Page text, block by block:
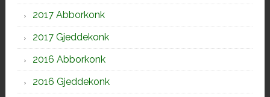
2017 Abborkonk
2017 Gjeddekonk
2016 Abborkonk
2016 Gjeddekonk